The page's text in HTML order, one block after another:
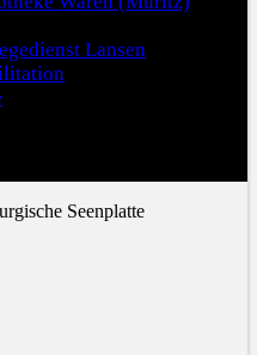
Lansen